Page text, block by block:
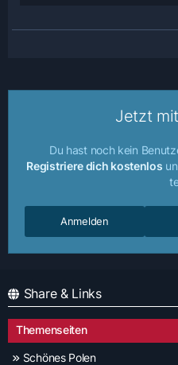
Jetzt
Du hast noch kein
Registriere dich kostenlos
Anmelden
Share & Links
Themenseiten
Schönes Polen